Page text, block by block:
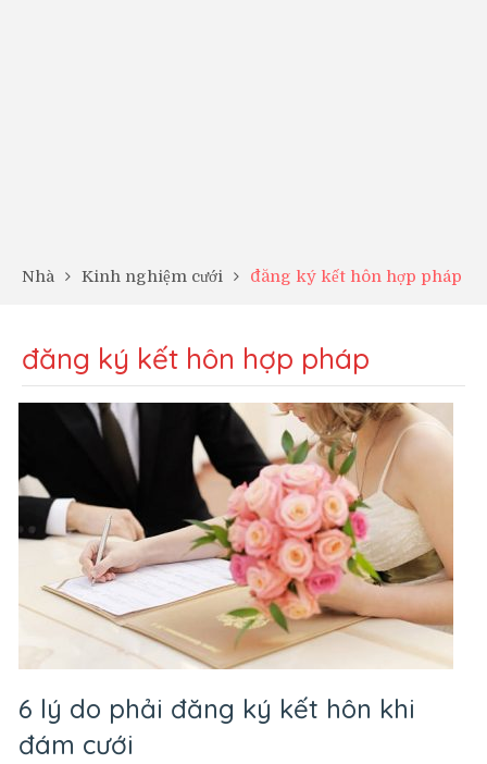
Nhà Kinh nghiệm cưới đăng ký kết hôn hợp pháp
đăng ký kết hôn hợp pháp
6 lý do phải đăng ký kết hôn khi
đám cưới